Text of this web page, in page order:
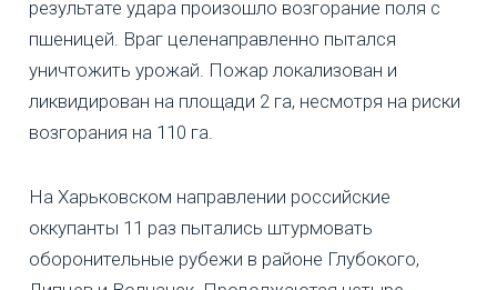
результате удара произошло возгорание поля с
пшеницей. Враг целенаправленно пытался
уничтожить урожай. Пожар локализован и
ликвидирован на площади 2 га, несмотря на риски
возгорания на 110 га.
На Харьковском направлении российские
оккупанты 11 раз пытались штурмовать
оборонительные рубежи в районе Глубокого,